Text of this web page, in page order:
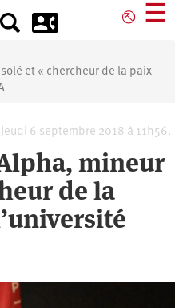
⎋ ☰
et « chercheur de la paix
6 septembre 2018 à 11h56.
mineur
de la